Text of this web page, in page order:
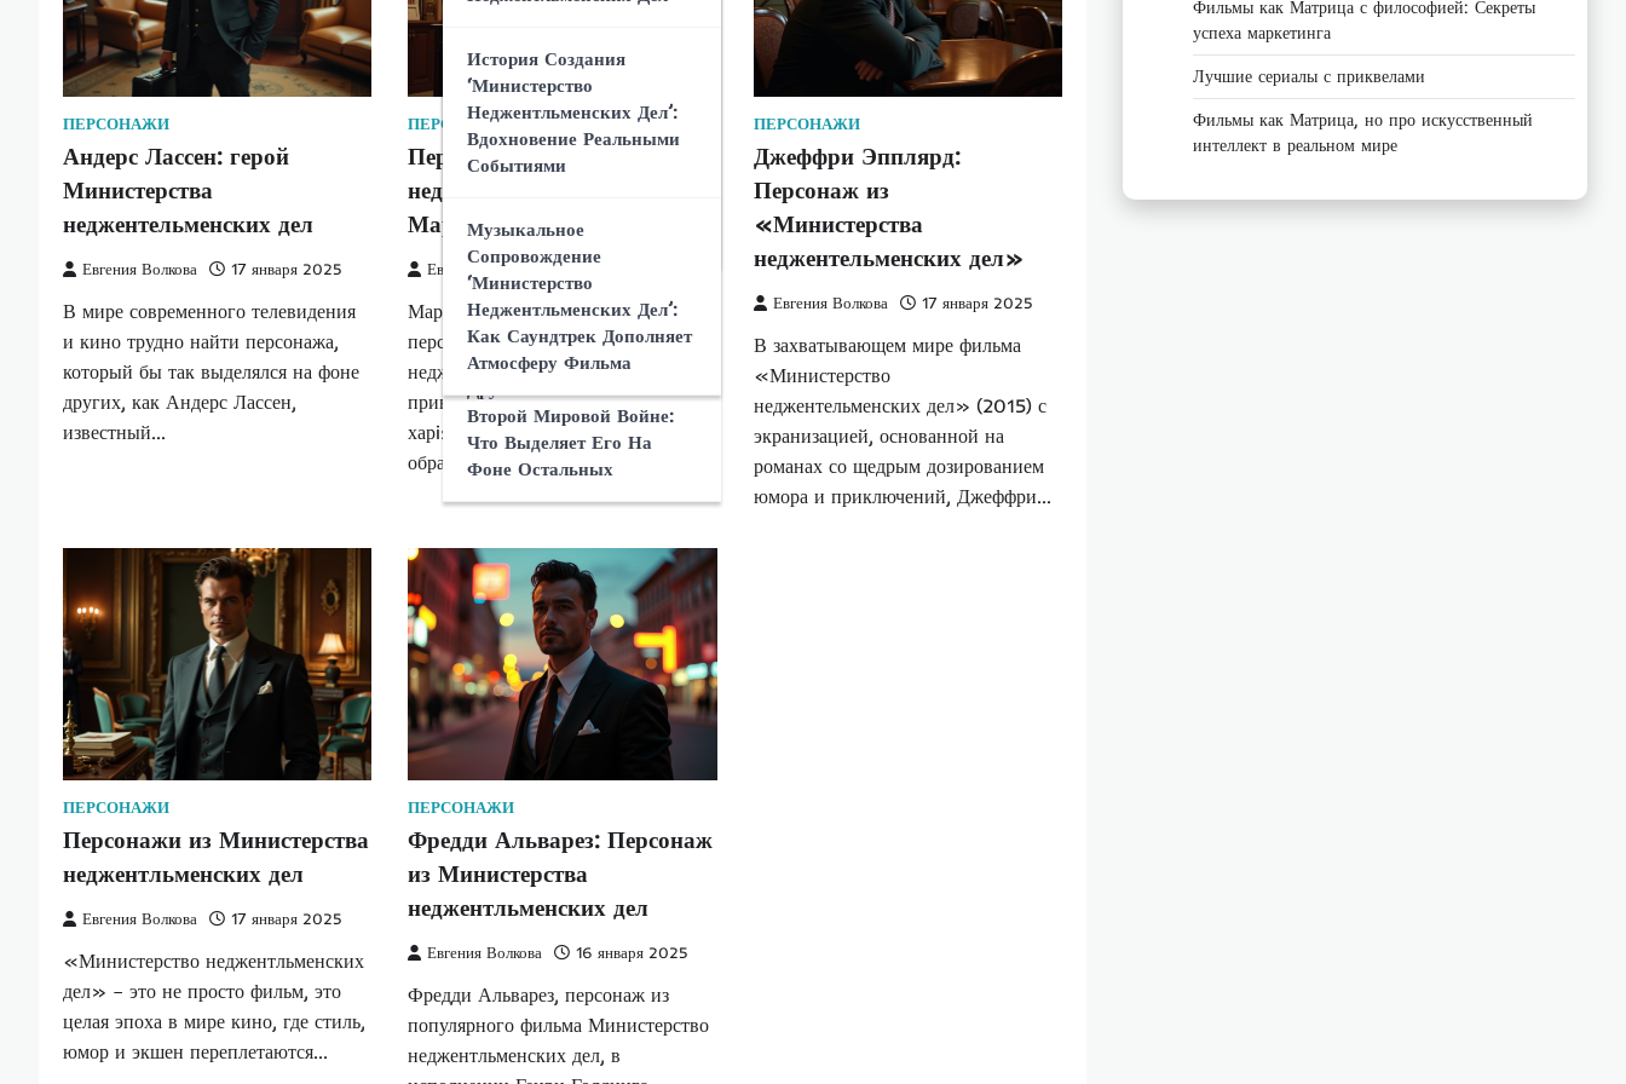
Что Делает Фильм
Шпионского Боевика
Роль Генри Кавилла В
‘Министерство
Образ Агента
На Восприятие Секретных
Операций Второй
Мировой Войны
Реакция Критиков И
‘Министерство
Неджентльменских Дел’:
Обзор Отзывов
Сравнение ‘Министерство
Неджентльменских Дел’ С
Второй Мировой Войне:
Что Выделяет Его На
Фоне Остальных
История Создания
‘Министерство
Неджентльменских Дел’:
Вдохновение Реальными
Событиями
Музыкальное
Сопровождение
‘Министерство
Неджентльменских Дел’:
Как Саундтрек Дополняет
Атмосферу Фильма
ПЕРСОНАЖИ
Андерс Лассен: герой
Министерства
неджентельменских дел
Евгения Волкова 17 января 2025
В мире современного телевидения
и кино трудно найти персонажа,
который бы так выделялся на фоне
других, как Андерс Лассен,
известный…
ПЕРСОНАЖИ
Персонаж из ‘Министерство
неджентельменских дел’:
Марджори Стюарт
Евгения Волкова 17 января 2025
Марджори Стюарт, незаменимый
персонаж сериала ‘Министерство
неджентельменских дел’,
привлекает внимание своей
харismatic и непростой судьбой. Её
образ складывается из множества…
ПЕРСОНАЖИ
Джеффри Эпплярд:
Персонаж из
«Министерства
неджентельменских дел»
Евгения Волкова 17 января 2025
В захватывающем мире фильма
«Министерство
неджентельменских дел» (2015) с
экранизацией, основанной на
романах со щедрым дозированием
юмора и приключений, Джеффри…
ПЕРСОНАЖИ
Персонажи из Министерства
неджентльменских дел
Евгения Волкова 17 января 2025
«Министерство неджентльменских
дел» – это не просто фильм, это
целая эпоха в мире кино, где стиль,
юмор и экшен переплетаются…
ПЕРСОНАЖИ
Фредди Альварез: Персонаж
из Министерства
неджентльменских дел
Евгения Волкова 16 января 2025
Фредди Альварез, персонаж из
популярного фильма Министерство
неджентльменских дел, в
Фильмы как Матрица с философией: Секреты
успеха маркетинга
Лучшие сериалы с приквелами
Фильмы как Матрица, но про искусственный
интеллект в реальном мире